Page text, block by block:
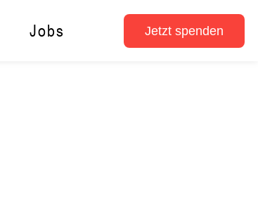
Jobs Jetzt spenden